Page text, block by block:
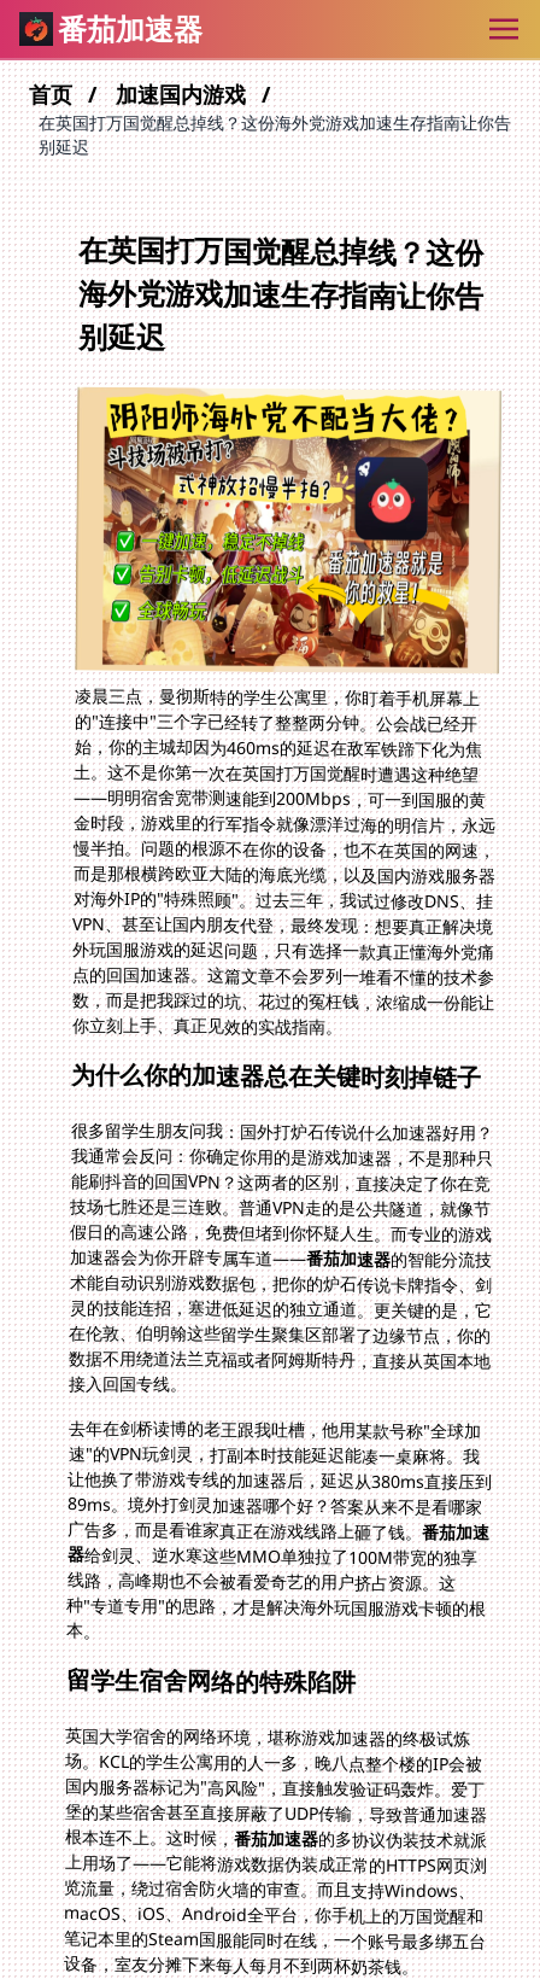
番茄加速器
首页 加速国内游戏
在英国打万国觉醒总掉线？这份海外党游戏加速生存指南让你告
别延迟
在英国打万国觉醒总掉线？这份
海外党游戏加速生存指南让你告
别延迟
凌晨三点，曼彻斯特的学生公寓里，你盯着手机屏幕上
的"连接中"三个字已经转了整整两分钟。公会战已经开
始，你的主城却因为460ms的延迟在敌军铁蹄下化为焦
土。这不是你第一次在英国打万国觉醒时遭遇这种绝望
——明明宿舍宽带测速能到200Mbps，可一到国服的黄
金时段，游戏里的行军指令就像漂洋过海的明信片，永远
慢半拍。问题的根源不在你的设备，也不在英国的网速，
而是那根横跨欧亚大陆的海底光缆，以及国内游戏服务器
对海外IP的"特殊照顾"。过去三年，我试过修改DNS、挂
VPN、甚至让国内朋友代登，最终发现：想要真正解决境
外玩国服游戏的延迟问题，只有选择一款真正懂海外党痛
点的回国加速器。这篇文章不会罗列一堆看不懂的技术参
数，而是把我踩过的坑、花过的冤枉钱，浓缩成一份能让
你立刻上手、真正见效的实战指南。
为什么你的加速器总在关键时刻掉链子
很多留学生朋友问我：国外打炉石传说什么加速器好用？
我通常会反问：你确定你用的是游戏加速器，不是那种只
能刷抖音的回国VPN？这两者的区别，直接决定了你在竞
技场七胜还是三连败。普通VPN走的是公共隧道，就像节
假日的高速公路，免费但堵到你怀疑人生。而专业的游戏
加速器会为你开辟专属车道——番茄加速器的智能分流技
术能自动识别游戏数据包，把你的炉石传说卡牌指令、剑
灵的技能连招，塞进低延迟的独立通道。更关键的是，它
在伦敦、伯明翰这些留学生聚集区部署了边缘节点，你的
数据不用绕道法兰克福或者阿姆斯特丹，直接从英国本地
接入回国专线。
去年在剑桥读博的老王跟我吐槽，他用某款号称"全球加
速"的VPN玩剑灵，打副本时技能延迟能凑一桌麻将。我
让他换了带游戏专线的加速器后，延迟从380ms直接压到
89ms。境外打剑灵加速器哪个好？答案从来不是看哪家
广告多，而是看谁家真正在游戏线路上砸了钱。番茄加速
器给剑灵、逆水寒这些MMO单独拉了100M带宽的独享
线路，高峰期也不会被看爱奇艺的用户挤占资源。这
种"专道专用"的思路，才是解决海外玩国服游戏卡顿的根
本。
留学生宿舍网络的特殊陷阱
英国大学宿舍的网络环境，堪称游戏加速器的终极试炼
场。KCL的学生公寓用的人一多，晚八点整个楼的IP会被
国内服务器标记为"高风险"，直接触发验证码轰炸。爱丁
堡的某些宿舍甚至直接屏蔽了UDP传输，导致普通加速器
根本连不上。这时候，番茄加速器的多协议伪装技术就派
上用场了——它能将游戏数据伪装成正常的HTTPS网页浏
览流量，绕过宿舍防火墙的审查。而且支持Windows、
macOS、iOS、Android全平台，你手机上的万国觉醒和
笔记本里的Steam国服能同时在线，一个账号最多绑五台
设备，室友分摊下来每人每月不到两杯奶茶钱。